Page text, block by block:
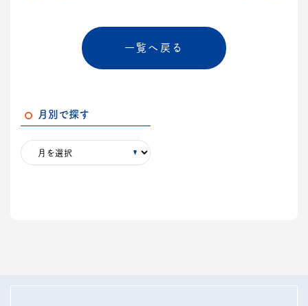
月別で探す
一覧へ戻る